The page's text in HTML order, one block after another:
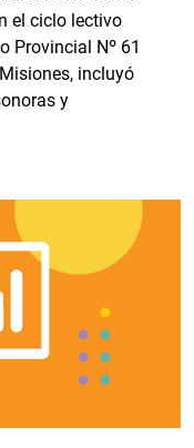
el ciclo lectivo
Provincial Nº 61
incluyó
y